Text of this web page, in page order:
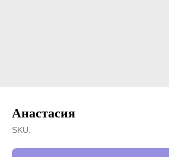
Анастасия
SKU: